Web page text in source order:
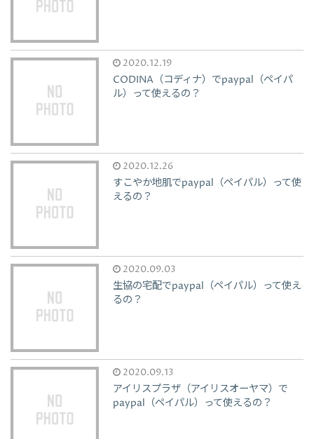
2020.12.19
CODINA（コディナ）でpaypal（ペイパ
ル）って使えるの？
2020.12.26
すこやか地肌でpaypal（ペイパル）って使
えるの？
2020.09.03
生協の宅配でpaypal（ペイパル）って使え
るの？
2020.09.13
アイリスプラザ（アイリスオーヤマ）で
paypal（ペイパル）って使えるの？